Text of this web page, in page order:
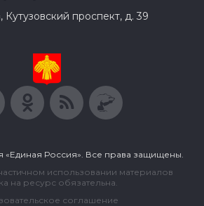
Кутузовский проспект, д. 39
«Единая Россия». Все права защищены.
использовании материалов
на ресурс обязательна.
соглашение